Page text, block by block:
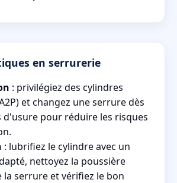
en serrurerie
: privilégiez des cylindres
et changez une serrure dès
d'usure pour réduire les risques
: lubrifiez le cylindre avec un
nettoyez la poussière
la serrure et vérifiez le bon